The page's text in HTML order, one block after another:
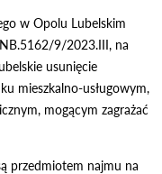
w Opolu Lubelskim
9/2023.III, na
usunięcie
mieszkalno-usługowym,
mogącym zagrażać
przedmiotem najmu na